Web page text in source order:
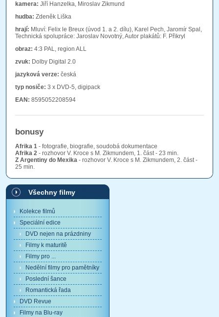
kamera: Jiří Hanzelka, Miroslav Zikmund
hudba: Zdeněk Liška
hrají: Mluví: Felix le Breux (úvod 1. a 2. dílu), Karel Pech, Jaromír Spal,
Technická spolupráce: Jaroslav Novotný, Autor plakátů: F. Přikryl
obraz: 4:3 PAL, region ALL
zvuk: Dolby Digital 2.0
jazyková verze: česká
typ nosiče: 3 x DVD-5, digipack
EAN: 8595052208594
bonusy
Afrika 1 - fotografie, biografie, soudobá dokumentace
Afrika 2 - rozhovor V. Kroce s M. Zikmundem, 1. část - 23 min.
Z Argentiny do Mexika - rozhovor V. Kroce s M. Zikmundem, 2. část -
25 min.
Všechny filmy
Kolekce filmů
Speciální edice
DVD nejen na prázdniny
Filmy k maturitě
Filmy pro ...
Nedělní filmy pro pamětníky
Poslední šance
Romantická řada
DVD Revue
Filmy na Blu-ray